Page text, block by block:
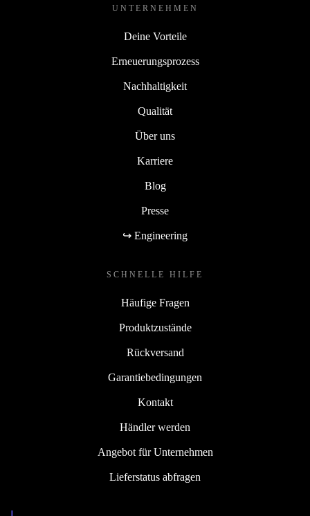
UNTERNEHMEN
Deine Vorteile
Erneuerungsprozess
Nachhaltigkeit
Qualität
Über uns
Karriere
Blog
Presse
↪ Engineering
SCHNELLE HILFE
Häufige Fragen
Produktzustände
Rückversand
Garantiebedingungen
Kontakt
Händler werden
Angebot für Unternehmen
Lieferstatus abfragen